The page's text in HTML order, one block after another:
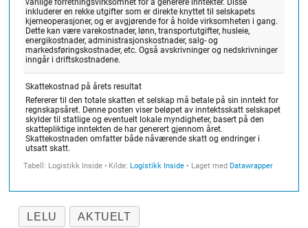
LELU AKTUELT